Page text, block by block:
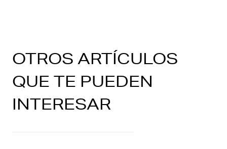
OTROS ARTÍCULOS
QUE TE PUEDEN
INTERESAR